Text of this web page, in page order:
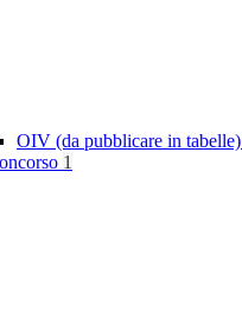
OIV (da pubblicare in tabelle)
1